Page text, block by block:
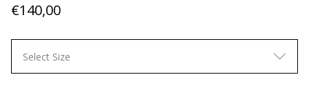
€140,00
Select Size